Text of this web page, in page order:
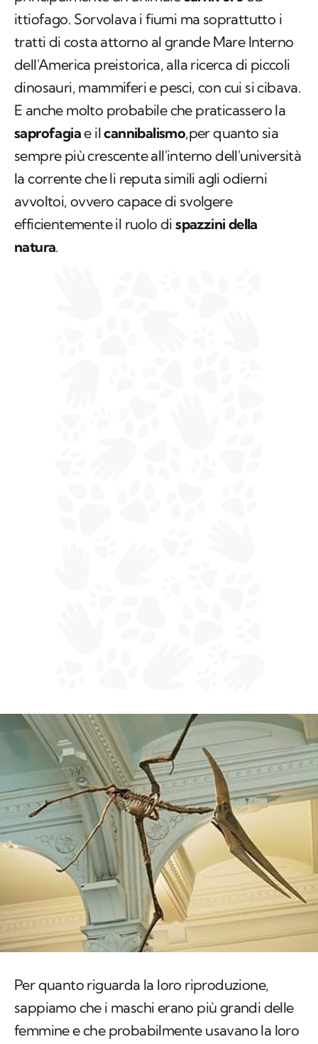
principalmente un animalecarnivoroed
ittiofago. Sorvolava i fiumi ma soprattutto i
tratti di costa attorno al grande Mare Interno
dell'America preistorica, alla ricerca di piccoli
dinosauri, mammiferi e pesci, con cui si cibava.
E anche molto probabile che praticassero la
saprofagiae ilcannibalismo,per quanto sia
sempre più crescente all'interno dell'università
la corrente che li reputa simili agli odierni
avvoltoi, ovvero capace di svolgere
efficientemente il ruolo di
Per quanto riguarda la loro riproduzione,
sappiamo che i maschi erano più grandi delle